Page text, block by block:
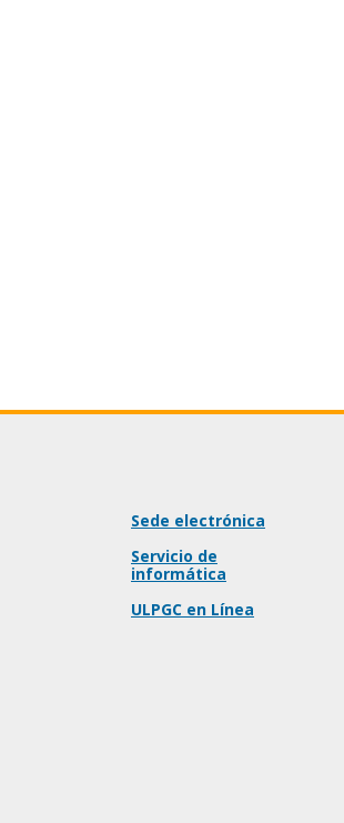
Sede electrónica
Servicio de
informática
ULPGC en Línea